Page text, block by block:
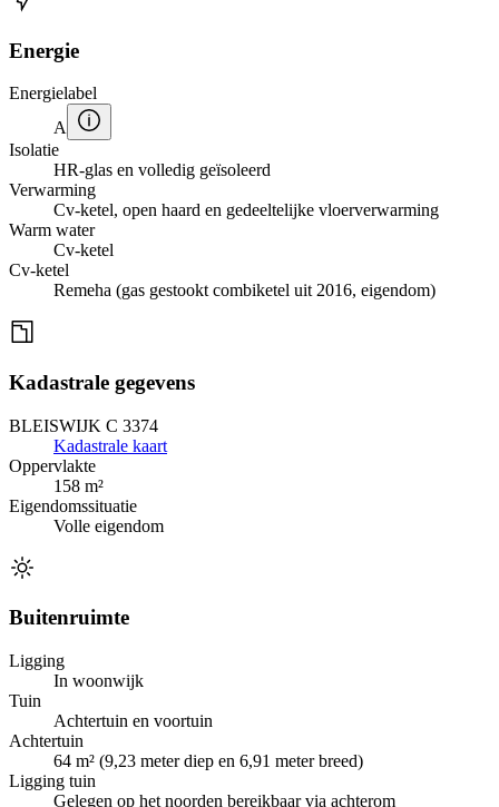
Energie
Energielabel
A
Isolatie
HR-glas en volledig geïsoleerd
Verwarming
Cv-ketel, open haard en gedeeltelijke vloerverwarming
Warm water
Cv-ketel
Cv-ketel
Remeha (gas gestookt combiketel uit 2016, eigendom)
Kadastrale gegevens
BLEISWIJK C 3374
Kadastrale kaart
Oppervlakte
158 m²
Eigendomssituatie
Volle eigendom
Buitenruimte
Ligging
In woonwijk
Tuin
Achtertuin en voortuin
Achtertuin
64 m² (9,23 meter diep en 6,91 meter breed)
Ligging tuin
Gelegen op het noorden bereikbaar via achterom